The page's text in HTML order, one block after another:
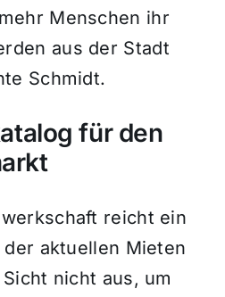
Menschen ihr
aus der Stadt
Schmidt.
für den
reicht ein
aktuellen Mieten
nicht aus, um